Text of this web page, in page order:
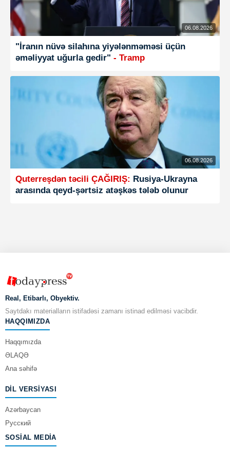
06.08.2026
"İranın nüvə silahına yiyələnməməsi üçün
əməliyyat uğurla gedir" - Tramp
06.08.2026
Quterreşdən təcili ÇAĞIRIŞ: Rusiya-Ukrayna
arasında qeyd-şərtsiz atəşkəs tələb olunur
Real, Etibarlı, Obyektiv.
Saytdakı materialların istifadəsi zamanı istinad edilməsi vacibdir.
HAQQIMIZDA
Haqqımızda
ƏLAQƏ
Ana səhifə
DIL VERSIYASI
Azərbaycan
Русский
SOSIAL MEDIA